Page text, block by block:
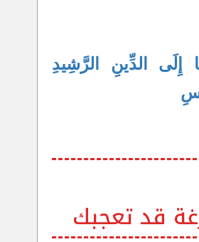
إِلَى الدِّينِ الرَّشِيدِ
قد تعجبك